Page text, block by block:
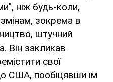
ніж будь-коли,
зокрема в
штучний
Він закликав
свої
США, пообіцявши їм